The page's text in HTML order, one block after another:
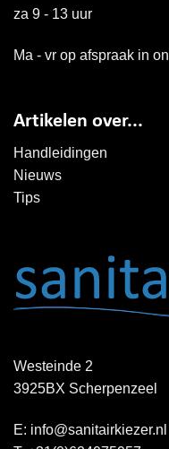
za 9 - 13 uur
Ma - vr op afspraak in
Artikelen over...
Handleidingen
Nieuws
Tips
Westeinde 2
3925BX Scherpenzeel
E: info@sanitairkiezer.nl